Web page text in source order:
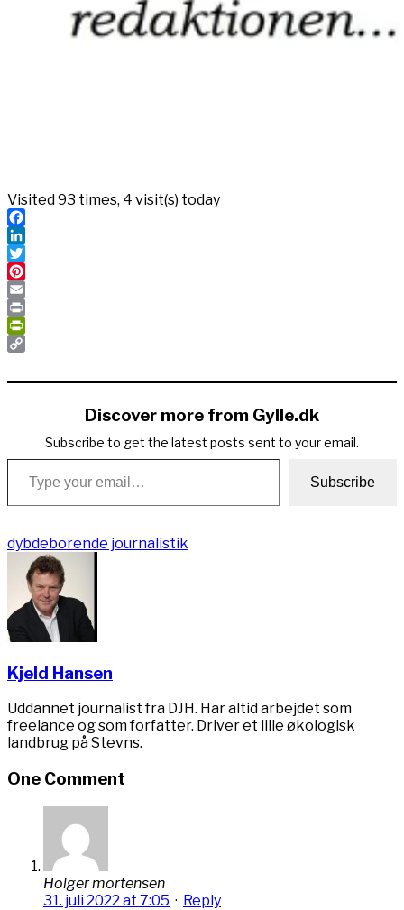
Visited 93 times, 4 visit(s) today
Facebook
LinkedIn
Twitter
Pinterest
Email
Print
PrintFriendly
Link
Discover more from Gylle.dk
Subscribe to get the latest posts sent to your email.
Type your email…
Subscribe
dybdeborende journalistik
Kjeld Hansen
Uddannet journalist fra DJH. Har altid arbejdet som
freelance og som forfatter. Driver et lille økologisk
landbrug på Stevns.
One Comment
Holger mortensen
31. juli 2022 at 7:05 · Reply